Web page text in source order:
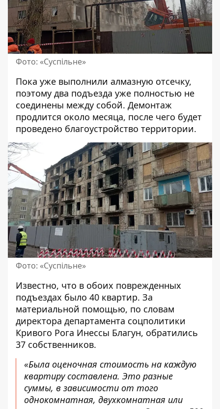
Фото: «Суспільне»
Пока уже выполнили алмазную отсечку,
поэтому два подъезда уже полностью не
соединены между собой. Демонтаж
продлится около месяца, после чего будет
проведено благоустройство территории.
Фото: «Суспільне»
Известно, что в обоих поврежденных
подъездах было 40 квартир. За
материальной помощью, по словам
директора департамента соцполитики
Кривого Рога Инессы Благун, обратились
37 собственников.
«Была оценочная стоимость на каждую
квартиру составлена. Это разные
суммы, в зависимости от того
однокомнатная, двухкомнатная или